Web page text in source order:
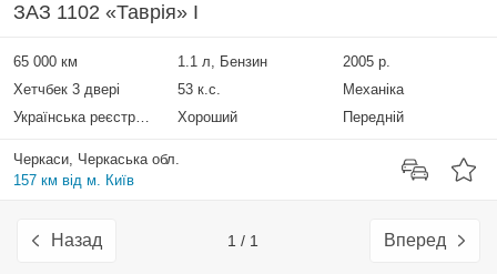
ЗАЗ 1102 «Таврія» I
65 000 км 1.1 л, Бензин
2005 р.
Хетчбек 3 двері
53 к.с.
Механіка
Українська реєстрація
Хороший Передній
Черкаси, Черкаська обл.
157 км від м. Київ
Назад 1 / 1 Вперед